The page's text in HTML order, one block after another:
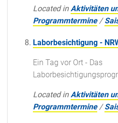
Located in Aktivitäten
Programmtermine /
Laborbesichtigung -
Ein Tag vor Ort - Das
Located in Aktivitäten
Programmtermine /